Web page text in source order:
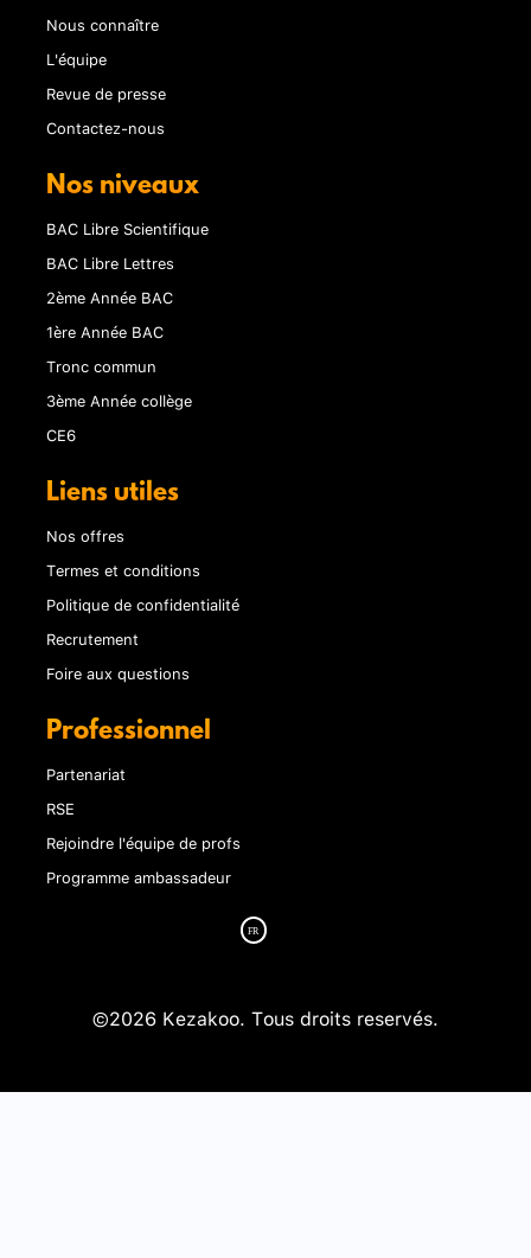
Nous connaître
L'équipe
Revue de presse
Contactez-nous
Nos niveaux
BAC Libre Scientifique
BAC Libre Lettres
2ème Année BAC
1ère Année BAC
Tronc commun
3ème Année collège
CE6
Liens utiles
Nos offres
Termes et conditions
Politique de confidentialité
Recrutement
Foire aux questions
Professionnel
Partenariat
RSE
Rejoindre l'équipe de profs
Programme ambassadeur
©2026 Kezakoo. Tous droits reservés.